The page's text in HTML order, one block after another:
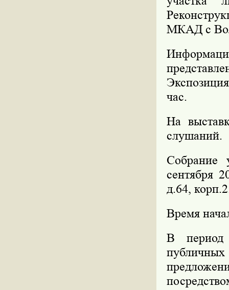
МКАД с
час.
На
слушаний.
Собрание
сентября
д.64,
Время
В период